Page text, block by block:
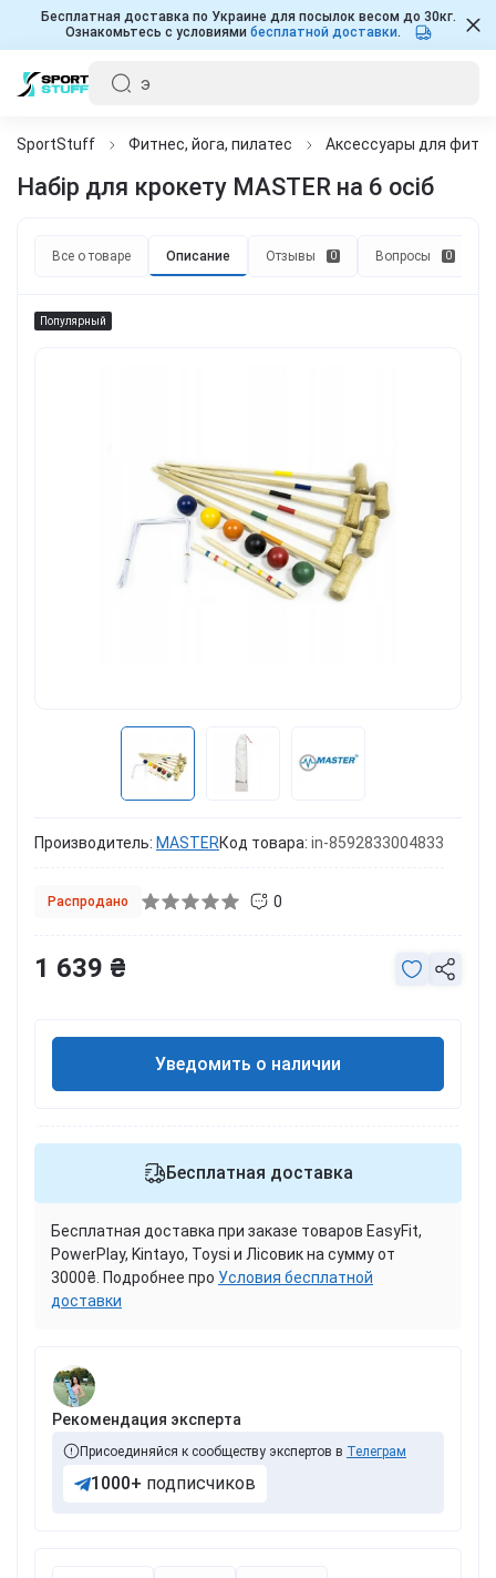
Бесплатная доставка по Украине для посылок весом до 30кг.
Ознакомьтесь с условиями бесплатной доставки.
SportStuff Фитнес, йога, пилатес Аксессуары для
Набір для крокету MASTER на 6 осіб
Все о товаре Описание Отзывы 0 Вопросы 0
Популярный
Производитель: MASTERКод товара: in-8592833004833
Распродано 0
1 639 ₴
Уведомить о наличии
Бесплатная доставка
Бесплатная доставка при заказе товаров EasyFit,
PowerPlay, Kintayo, Toysi и Лісовик на сумму от
3000₴. Подробнее про Условия бесплатной
доставки
Рекомендация эксперта
Присоединяйся к сообществу экспертов в Телеграм
1000+ подписчиков